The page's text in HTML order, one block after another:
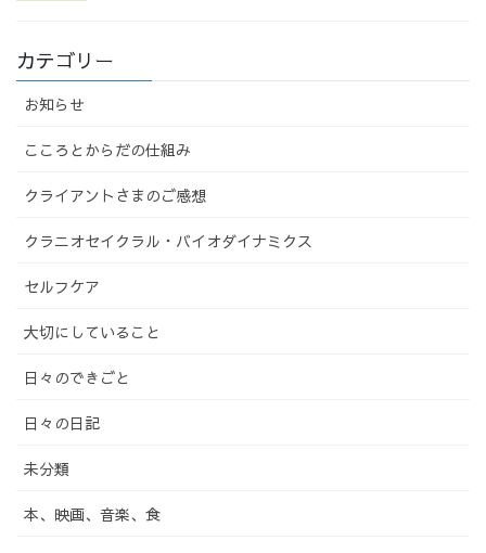
カテゴリー
お知らせ
こころとからだの仕組み
クライアントさまのご感想
クラニオセイクラル・バイオダイナミクス
セルフケア
大切にしていること
日々のできごと
日々の日記
未分類
本、映画、音楽、食